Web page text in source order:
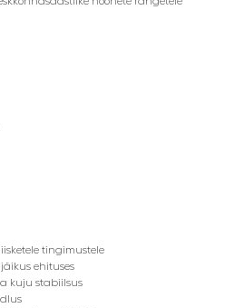
tingimustele
ehituses
kuju stabiilsus